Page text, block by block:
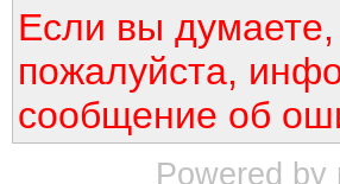
Если вы
пожалуйста,
сообщение об
Powered